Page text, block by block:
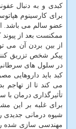
کبدی و به دنبال
برای کارسینوم
عضو سالم می باشد.
ممکنست بعد از پیوند
از بین بردن آن می
پیکر شخص تزریق
در سلول های
کبد باید داروهایی
می کند تا از تهاجم
تأثیرگذاری درمان
شیوه درمانی جدیدی
مهندسی سازی شده را